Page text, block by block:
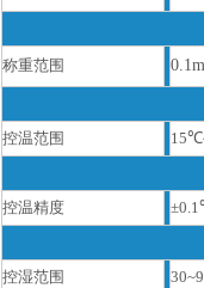
称重范围
控温范围 15
控温精度
控湿范围